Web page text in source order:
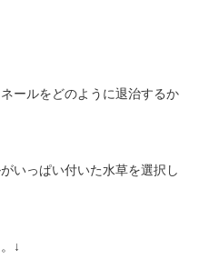
ールをどのように退治するか
いっぱい付いた水草を選択し
↓